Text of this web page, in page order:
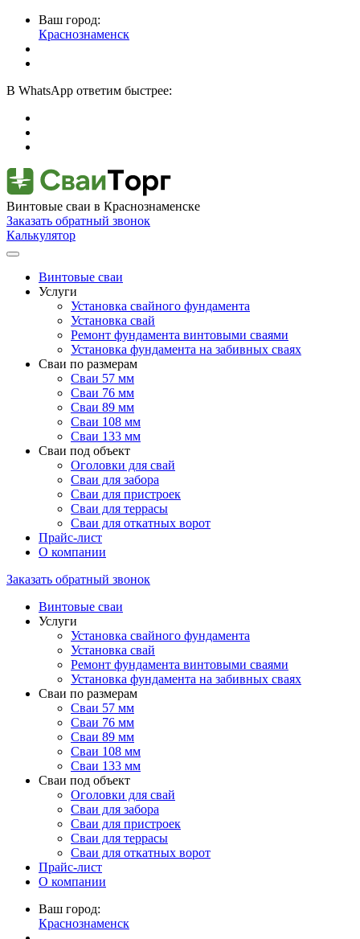
Ваш город:
Краснознаменск
В WhatsApp ответим быстрее:
Винтовые сваи в Краснознаменске
Заказать обратный звонок
Калькулятор
Винтовые сваи
Услуги
Установка свайного фундамента
Установка свай
Ремонт фундамента винтовыми сваями
Установка фундамента на забивных сваях
Сваи по размерам
Сваи 57 мм
Сваи 76 мм
Сваи 89 мм
Сваи 108 мм
Сваи 133 мм
Сваи под объект
Оголовки для свай
Сваи для забора
Сваи для пристроек
Сваи для террасы
Сваи для откатных ворот
Прайс-лист
О компании
Заказать обратный звонок
Винтовые сваи
Услуги
Установка свайного фундамента
Установка свай
Ремонт фундамента винтовыми сваями
Установка фундамента на забивных сваях
Сваи по размерам
Сваи 57 мм
Сваи 76 мм
Сваи 89 мм
Сваи 108 мм
Сваи 133 мм
Сваи под объект
Оголовки для свай
Сваи для забора
Сваи для пристроек
Сваи для террасы
Сваи для откатных ворот
Прайс-лист
О компании
Ваш город:
Краснознаменск